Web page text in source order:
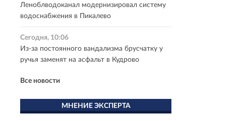
Леноблводоканал модернизировал систему
водоснабжения в Пикалево
Сегодня, 10:06
Из-за постоянного вандализма брусчатку у
ручья заменят на асфальт в Кудрово
Все новости
МНЕНИЕ ЭКСПЕРТА